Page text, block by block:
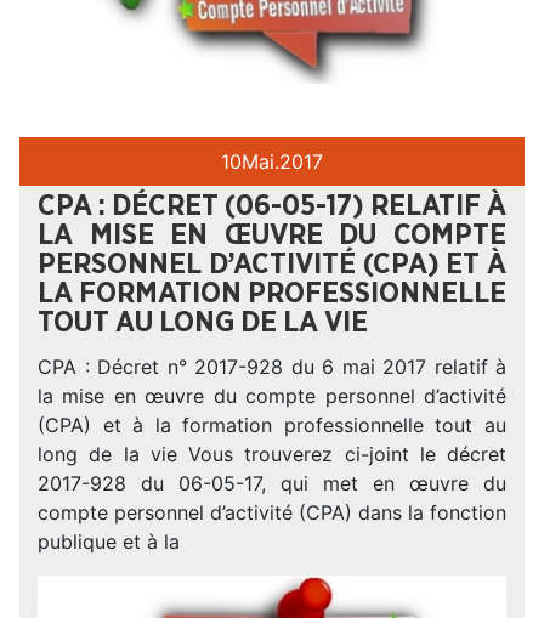
10Mai.2017
CPA : DÉCRET (06-05-17) RELATIF À
LA MISE EN ŒUVRE DU COMPTE
PERSONNEL D’ACTIVITÉ (CPA) ET À
LA FORMATION PROFESSIONNELLE
TOUT AU LONG DE LA VIE
CPA : Décret n° 2017-928 du 6 mai 2017 relatif à
la mise en œuvre du compte personnel d’activité
(CPA) et à la formation professionnelle tout au
long de la vie Vous trouverez ci-joint le décret
2017-928 du 06-05-17, qui met en œuvre du
compte personnel d’activité (CPA) dans la fonction
publique et à la